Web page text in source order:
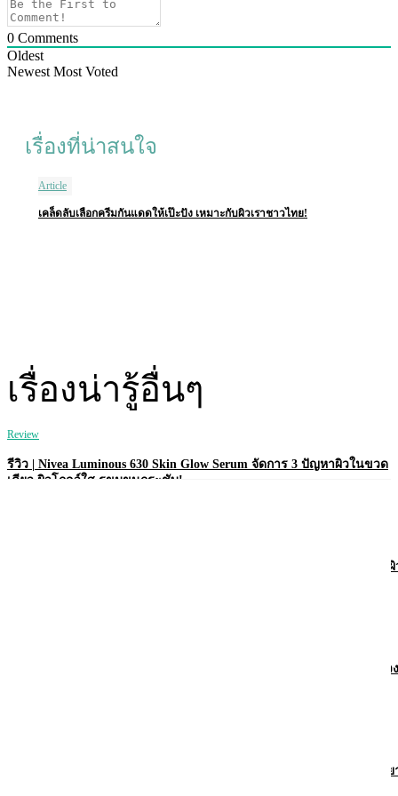
0 Comments
Oldest
Newest Most Voted
เรื่องที่น่าสนใจ
Article
เคล็ดลับเลือกครีมกันแดดให้เป๊ะปัง เหมาะกับผิวเราชาวไทย!
เรื่องน่ารู้อื่นๆ
Review
รีวิว | Nivea Luminous 630 Skin Glow Serum จัดการ 3 ปัญหาผิวในขวด
เดียว ผิวโกลว์ใส รูขุมขนกระชับ!
รีวิว | Nivea Derma Control Defend โรลออนคุมเหงื่อ 72 ชม. พร้อมบำรุงผิ
รีวิว | Vaseline Pro Derma Transition โลชั่นเพื่อผิวบอบบาง แพ้ง่าย ในช่วง
รีวิว | Vaseline Pro Derma AHA โลชั่นผิวเนียนใส ลดรอยดำ บอกลาผิวหย